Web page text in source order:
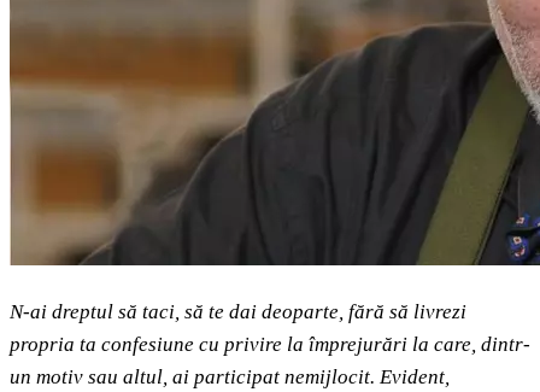
N-ai dreptul să taci, să te dai deoparte, fără să livrezi
propria ta confesiune cu privire la împrejurări la care, dintr-
un motiv sau altul, ai participat nemijlocit. Evident,